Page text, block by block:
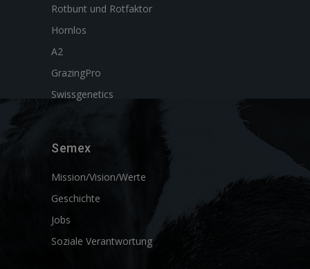
Rotbunt und Rotfaktor
Hornlos
A2
GrazingPro
Swissgenetics
Semex
Mission/Vision/Werte
Geschichte
Jobs
Soziale Verantwortung